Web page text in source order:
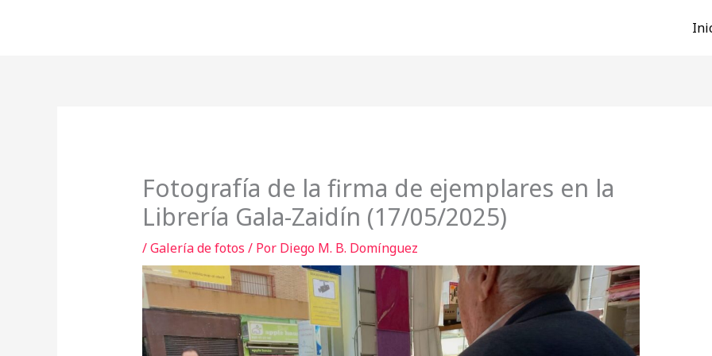
Fotografía de la firma de ejemplares en la
Librería Gala-Zaidín (17/05/2025)
/Galería de fotos / Por Diego M. B. Domínguez